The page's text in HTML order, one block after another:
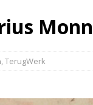
,TerugWerk